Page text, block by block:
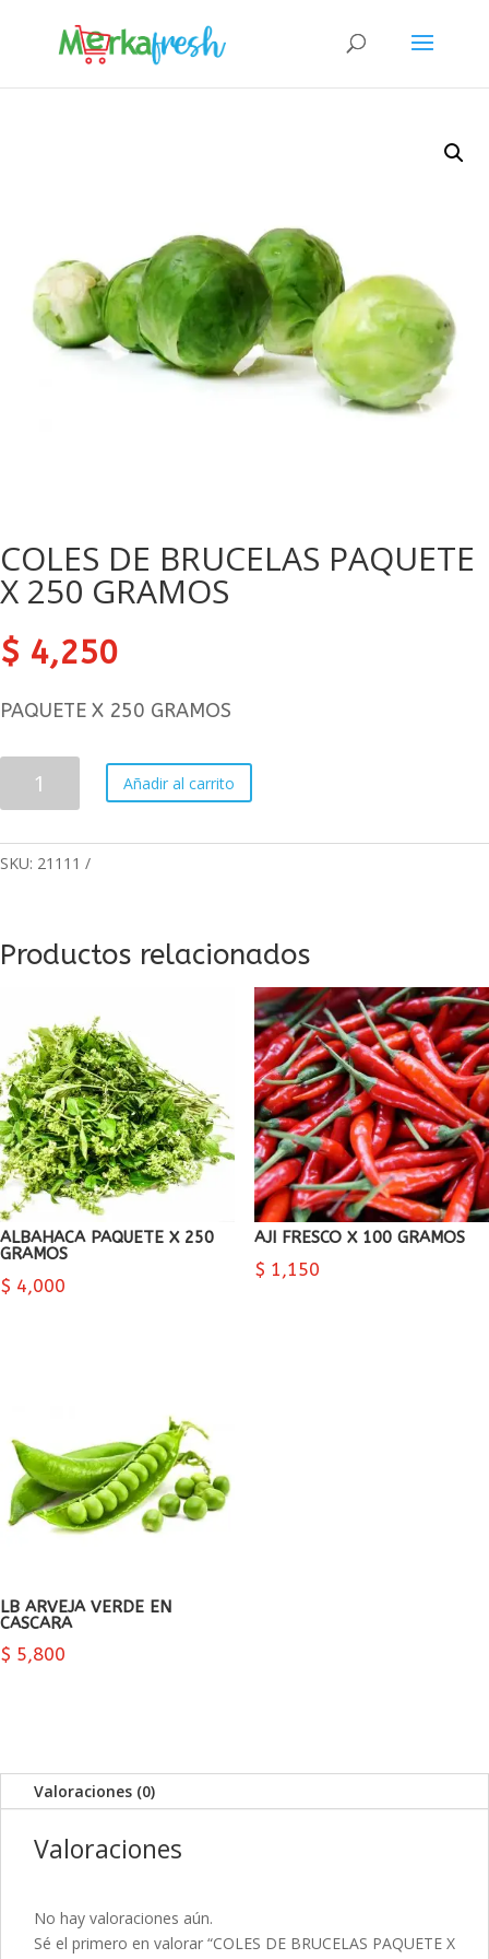
COLES DE BRUCELAS PAQUETE
X 250 GRAMOS
$ 4,250
PAQUETE X 250 GRAMOS
PAQUETE
X
cantidad
Añadir al carrito
SKU: 21111
Productos relacionados
ALBAHACA PAQUETE X 250
GRAMOS
$ 4,000
AJI FRESCO X 100 GRAMOS
$ 1,150
LB ARVEJA VERDE EN
CASCARA
$ 5,800
Valoraciones (0)
Valoraciones
No hay valoraciones aún.
Sé el primero en valorar “COLES DE BRUCELAS PAQUETE X